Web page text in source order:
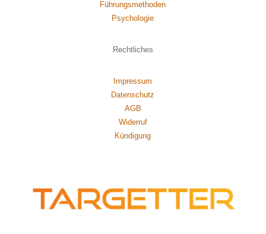
Führungsmethoden
Psychologie
Rechtliches
Impressum
Datenschutz
AGB
Widerruf
Kündigung